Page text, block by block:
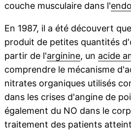
couche musculaire dans l'
En 1987, il a été découvert
produit de petites quantités
partir de l'arginine, un acide
comprendre le mécanisme
nitrates organiques utilisés
dans les crises d'angine de
également du NO dans le
traitement des patients